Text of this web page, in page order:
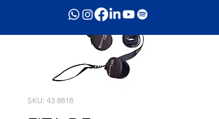
SKU: 43 8818